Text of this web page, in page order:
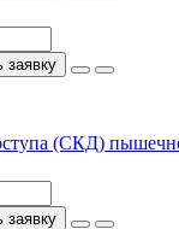
заявку
(СКД)
заявку